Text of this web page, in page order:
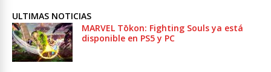
ULTIMAS NOTICIAS
MARVEL Tōkon: Fighting Souls ya está
disponible en PS5 y PC